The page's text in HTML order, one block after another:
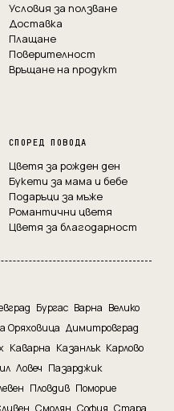
Условия за ползване
Доставка
Плащане
Поверителност
Връщане на продукт
СПОРЕД ПОВОДА
Цветя за рожден ден
Букети за мама и бебе
Подаръци за мъже
Романтични цветя
Цветя за благодарност
Бургас Варна Велико
Оряховица Димитровград
Каварна Казанлък Карлово
Ловеч Пазарджик
Пловдив Поморие
Смолян София Стара